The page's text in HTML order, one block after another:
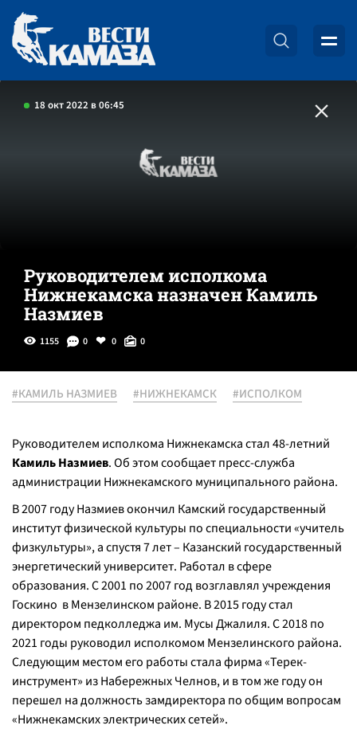
18 окт 2022 в 06:45
Руководителем исполкома
Нижнекамска назначен Камиль
Назмиев
1155 0 0 0
#КАМИЛЬ НАЗМИЕВ #НИЖНЕКАМСК #ИСПОЛКОМ
Руководителем исполкома Нижнекамска стал 48-летний
Камиль Назмиев. Об этом сообщает пресс-служба
администрации Нижнекамского муниципального района.
В 2007 году Назмиев окончил Камский государственный
институт физической культуры по специальности «учитель
физкультуры», а спустя 7 лет – Казанский государственный
энергетический университет. Работал в сфере
образования. С 2001 по 2007 год возглавлял учреждения
Госкино в Мензелинском районе. В 2015 году стал
директором педколледжа им. Мусы Джалиля. С 2018 по
2021 годы руководил исполкомом Мензелинского района.
Следующим местом его работы стала фирма «Терек-
инструмент» из Набережных Челнов, и в том же году он
перешел на должность замдиректора по общим вопросам
«Нижнекамских электрических сетей».